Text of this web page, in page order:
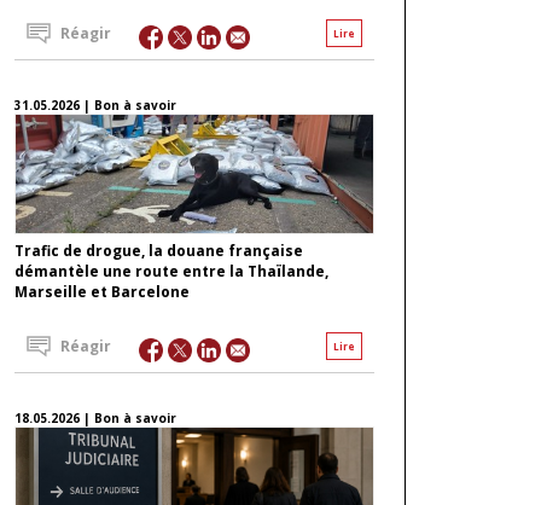
Lire
Réagir
31.05.2026 | Bon à savoir
Trafic de drogue, la douane française
démantèle une route entre la Thaïlande,
Marseille et Barcelone
Lire
Réagir
18.05.2026 | Bon à savoir